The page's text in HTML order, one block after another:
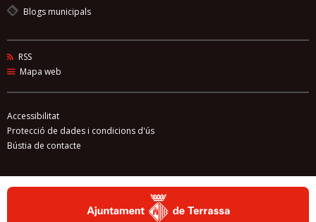
Blogs municipals
RSS
Mapa web
Accessibilitat
Protecció de dades i condicions d'ús
Bústia de contacte